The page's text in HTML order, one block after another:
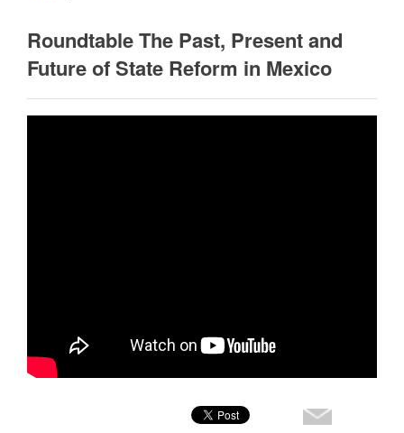
Roundtable The Past, Present and
Future of State Reform in Mexico